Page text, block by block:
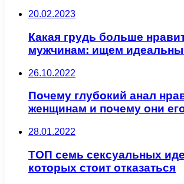
20.02.2023
Какая грудь больше
мужчинам: ищем
26.10.2022
Почему глубокий анал
женщинам и почему они
28.01.2022
ТОП семь сексуальных
которых стоит отказаться